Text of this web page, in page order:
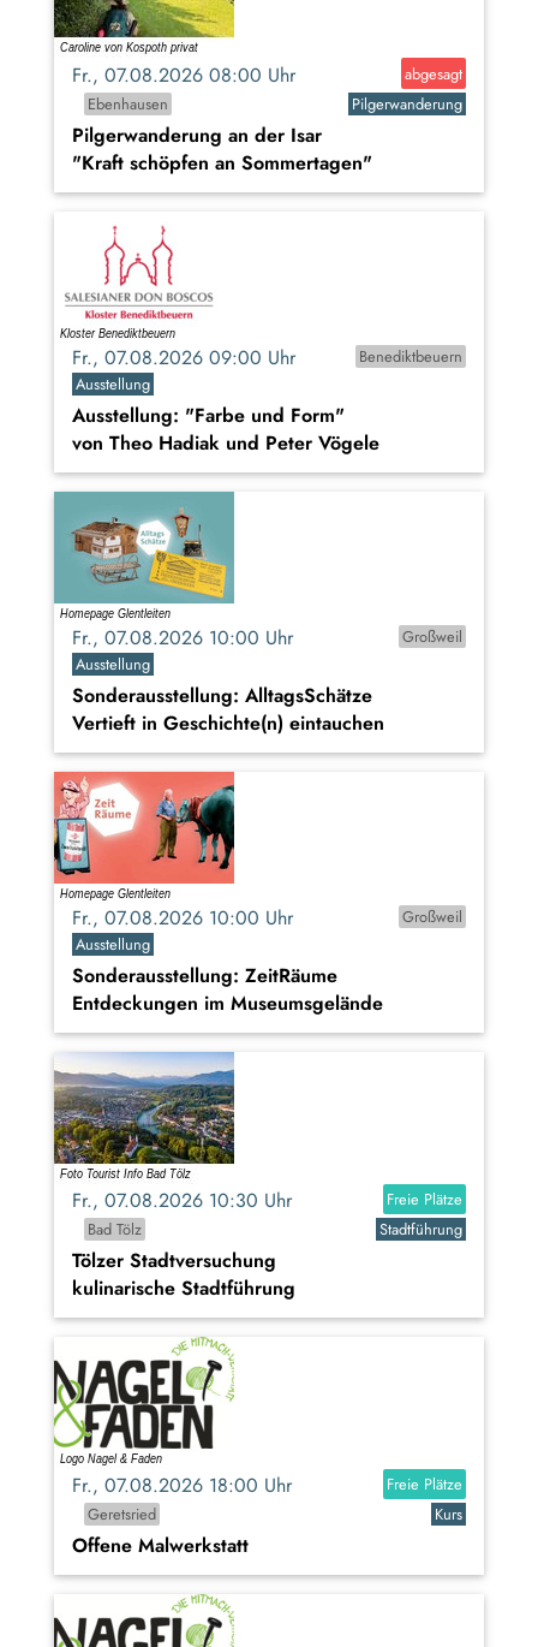
Fr., 07.08.2026 08:00 Uhr
abgesagt
Ebenhausen
Pilgerwanderung
Pilgerwanderung an der Isar
"Kraft schöpfen an Sommertagen"
Fr., 07.08.2026 09:00 Uhr
Benediktbeuern
Ausstellung
Ausstellung: "Farbe und Form"
von Theo Hadiak und Peter Vögele
Fr., 07.08.2026 10:00 Uhr
Großweil
Ausstellung
Sonderausstellung: AlltagsSchätze
Vertieft in Geschichte(n) eintauchen
Fr., 07.08.2026 10:00 Uhr
Großweil
Ausstellung
Sonderausstellung: ZeitRäume
Entdeckungen im Museumsgelände
Fr., 07.08.2026 10:30 Uhr
Freie Plätze
Bad Tölz
Stadtführung
Tölzer Stadtversuchung
kulinarische Stadtführung
Fr., 07.08.2026 18:00 Uhr
Freie Plätze
Geretsried
Kurs
Offene Malwerkstatt